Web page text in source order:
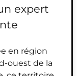
expert
en région
ouest de la